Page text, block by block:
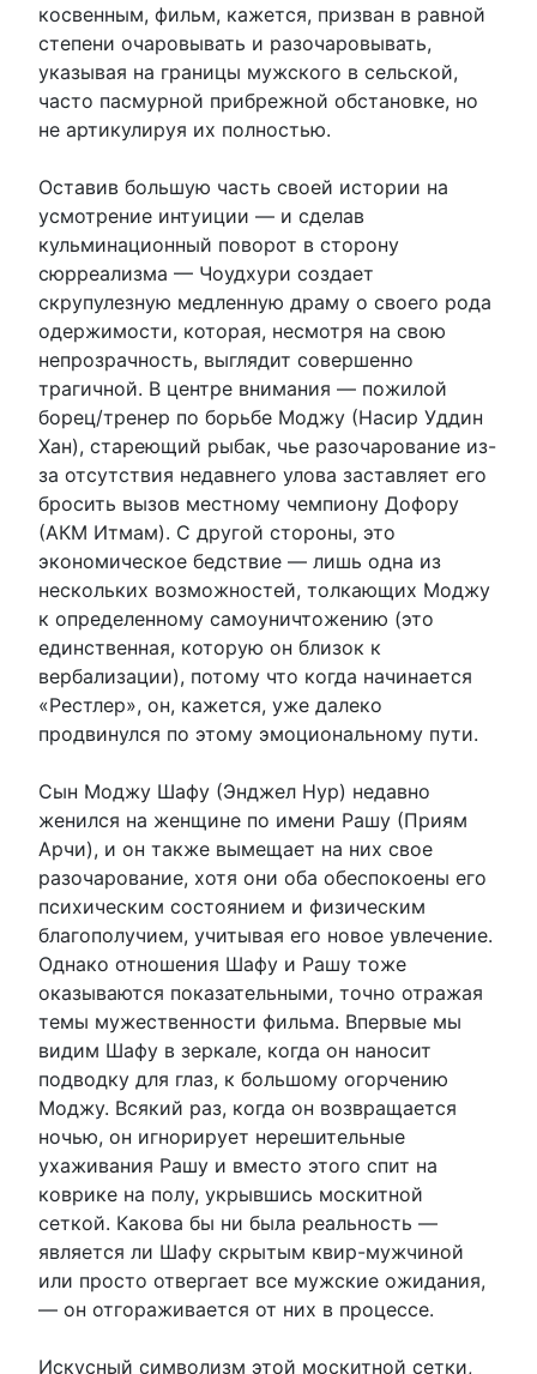
косвенным, фильм, кажется, призван в равной
степени очаровывать и разочаровывать,
указывая на границы мужского в сельской,
часто пасмурной прибрежной обстановке, но
не артикулируя их полностью.
Оставив большую часть своей истории на
усмотрение интуиции — и сделав
кульминационный поворот в сторону
сюрреализма — Чоудхури создает
скрупулезную медленную драму о своего рода
одержимости, которая, несмотря на свою
непрозрачность, выглядит совершенно
трагичной. В центре внимания — пожилой
борец/тренер по борьбе Моджу (Насир Уддин
Хан), стареющий рыбак, чье разочарование из-
за отсутствия недавнего улова заставляет его
бросить вызов местному чемпиону Дофору
(АКМ Итмам). С другой стороны, это
экономическое бедствие — лишь одна из
нескольких возможностей, толкающих Моджу
к определенному самоуничтожению (это
единственная, которую он близок к
вербализации), потому что когда начинается
«Рестлер», он, кажется, уже далеко
продвинулся по этому эмоциональному пути.
Сын Моджу Шафу (Энджел Нур) недавно
женился на женщине по имени Рашу (Приям
Арчи), и он также вымещает на них свое
разочарование, хотя они оба обеспокоены его
психическим состоянием и физическим
благополучием, учитывая его новое увлечение.
Однако отношения Шафу и Рашу тоже
оказываются показательными, точно отражая
темы мужественности фильма. Впервые мы
видим Шафу в зеркале, когда он наносит
подводку для глаз, к большому огорчению
Моджу. Всякий раз, когда он возвращается
ночью, он игнорирует нерешительные
ухаживания Рашу и вместо этого спит на
коврике на полу, укрывшись москитной
сеткой. Какова бы ни была реальность —
является ли Шафу скрытым квир-мужчиной
или просто отвергает все мужские ожидания,
— он отгораживается от них в процессе.
Искусный символизм этой москитной сетки,